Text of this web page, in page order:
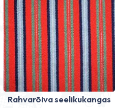
Rahvarõiva seelikukangas